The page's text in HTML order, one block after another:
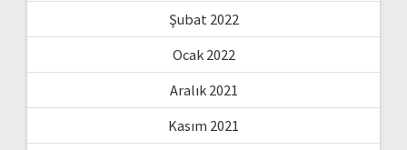
Şubat 2022
Ocak 2022
Aralık 2021
Kasım 2021